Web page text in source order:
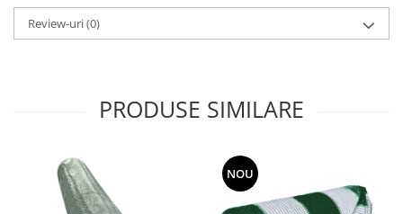
Scule pentru construcții
Betoniere
Plasa sarma galvanizata zincata
Sarma moale neagra pentru fierari
si dulgheri; sarma zincata; sarma
ghimpata
Plase din polietilena
Review-uri(0)
PRODUSE SIMILARE
NOU